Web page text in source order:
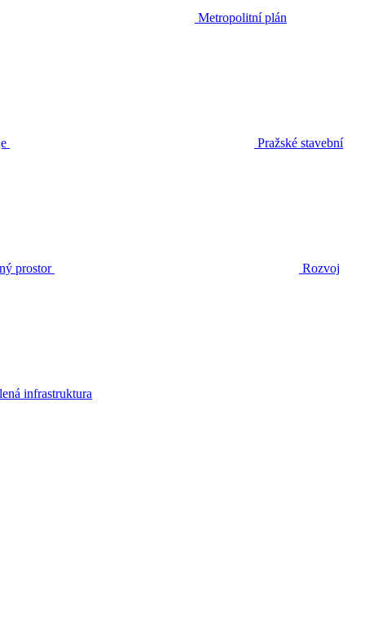
Metropolitní plán
Pražské stavební
prostor Rozvoj
infrastruktura